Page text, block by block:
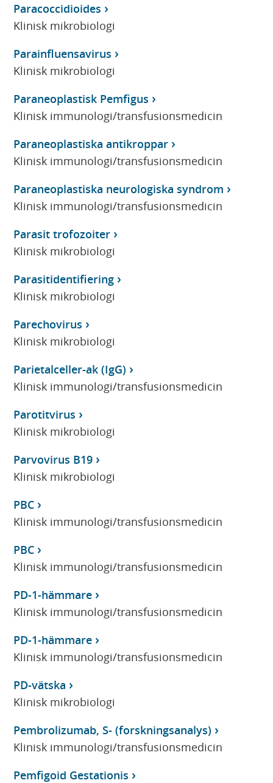
Paracoccidioides
Klinisk mikrobiologi
Parainfluensavirus
Klinisk mikrobiologi
Paraneoplastisk Pemfigus
Klinisk immunologi/transfusionsmedicin
Paraneoplastiska antikroppar
Klinisk immunologi/transfusionsmedicin
Paraneoplastiska neurologiska syndrom
Klinisk immunologi/transfusionsmedicin
Parasit trofozoiter
Klinisk mikrobiologi
Parasitidentifiering
Klinisk mikrobiologi
Parechovirus
Klinisk mikrobiologi
Parietalceller-ak (IgG)
Klinisk immunologi/transfusionsmedicin
Parotitvirus
Klinisk mikrobiologi
Parvovirus B19
Klinisk mikrobiologi
PBC
Klinisk immunologi/transfusionsmedicin
PBC
Klinisk immunologi/transfusionsmedicin
PD-1-hämmare
Klinisk immunologi/transfusionsmedicin
PD-1-hämmare
Klinisk immunologi/transfusionsmedicin
PD-vätska
Klinisk mikrobiologi
Pembrolizumab, S- (forskningsanalys)
Klinisk immunologi/transfusionsmedicin
Pemfigoid Gestationis